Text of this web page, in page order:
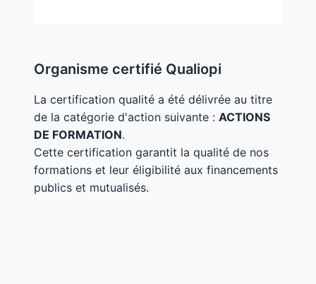
Organisme certifié Qualiopi
La certification qualité a été délivrée au titre
de la catégorie d'action suivante : ACTIONS
DE FORMATION.
Cette certification garantit la qualité de nos
formations et leur éligibilité aux financements
publics et mutualisés.